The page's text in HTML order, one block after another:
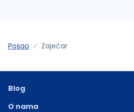
Posao Zaječar
Blog
O nama